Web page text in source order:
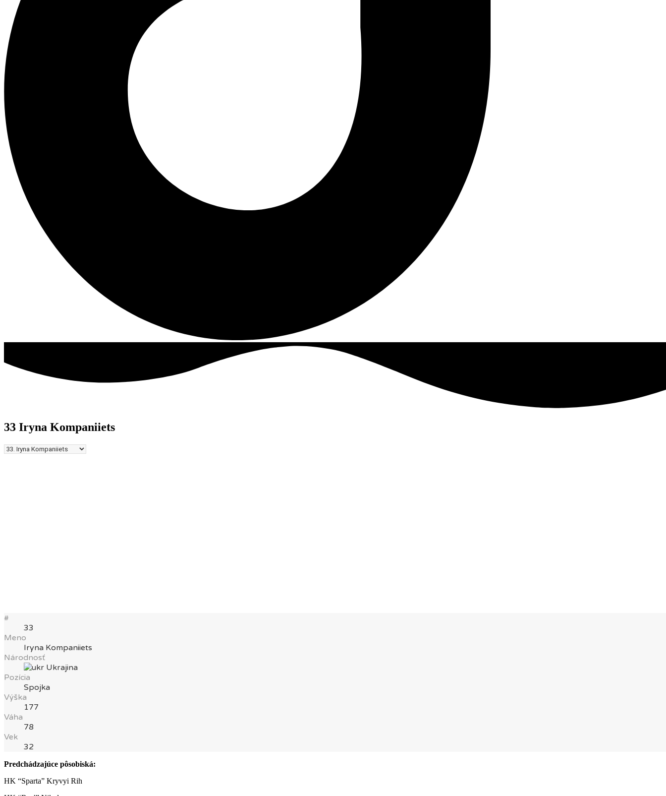
33 Iryna Kompaniiets
#
33
Meno
Iryna Kompaniiets
Národnosť
Ukrajina
Pozícia
Spojka
Výška
177
Váha
78
Vek
32
Predchádzajúce pôsobiská:
HK “Sparta” Kryvyi Rih